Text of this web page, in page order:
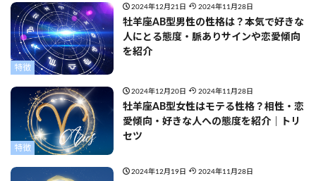
特徴
2024年12月21日 2024年11月28日
牡羊座AB型男性の性格は？本気で好きな
人にとる態度・脈ありサインや恋愛傾向
を紹介
特徴
2024年12月20日 2024年11月28日
牡羊座AB型女性はモテる性格？相性・恋
愛傾向・好きな人への態度を紹介｜トリ
セツ
2024年12月19日 2024年11月28日